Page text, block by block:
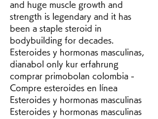
and huge muscle growth and
strength is legendary and it has
been a staple steroid in
bodybuilding for decades.
Esteroides y hormonas masculinas,
dianabol only kur erfahrung
comprar primobolan colombia -
Compre esteroides en línea
Esteroides y hormonas masculinas
Esteroides y hormonas masculinas